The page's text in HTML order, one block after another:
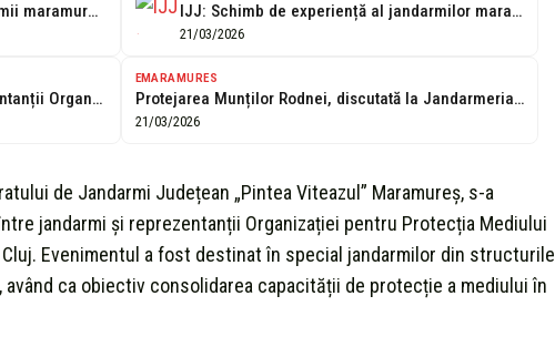
La discuții pe teme de mediu cu jandarmii maramureșeni IJJ: Schimb de experiență al jandarmilor maramureșeni cu reprezentanți ai Organizației pentru...
21/03/2026
Schimb de experiență cu reprezentanții Organizației pentru Protecția Mediului și Combaterea Braconajului...
EMARAMURES
Protejarea Munților Rodnei, discutată la Jandarmeria Maramureș
21/03/2026
de Jandarmi Județean „Pintea Viteazul” Maramureș, s-a
jandarmi și reprezentanții Organizației pentru Protecția Mediului
Cluj. Evenimentul a fost destinat în special jandarmilor din structurile
ca obiectiv consolidarea capacității de protecție a mediului în